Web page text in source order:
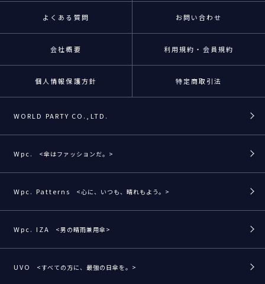
よくある質問 お問い合わせ
会社概要 利用規約・会員規約
個人情報保護方針 特定商取引法
WORLD PARTY CO.,LTD.
Wpc. <傘はファッションだ。>
Wpc. Patterns <心に、いつも、晴れもよう。>
Wpc. IZA <男の晴雨兼用傘>
UVO <すべての方に、最強の日傘を。>